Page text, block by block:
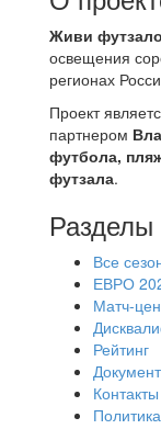
Живи
освещения
регионах
Проект
партнером
футбола,
футзала.
Разделы
Все
ЕВРО
Матч-
Рейтинг
Контакты